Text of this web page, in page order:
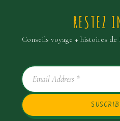
RESTEZ
Conseils voyage + histoires de